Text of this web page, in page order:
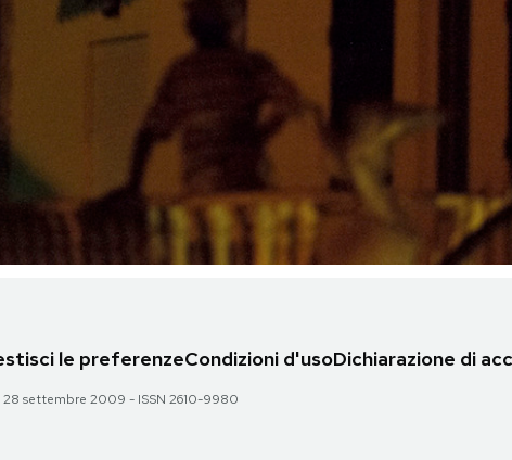
le preferenzeCondizioni d'usoDichiarazione di
28 settembre 2009 - ISSN 2610-9980